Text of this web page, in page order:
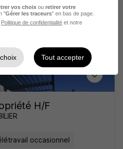
H/F
occasionnel
vos choix ou retirer votre
"Gérer les traceurs" en bas de page.
Politique de confidentialité et notre
Tout accepter